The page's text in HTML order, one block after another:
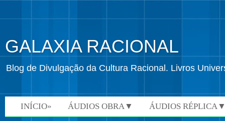
GALAXIA RACIONAL
Blog de Divulgação da Cultura Racional. Livros
INÍCIO» ÁUDIOS OBRA▼ ÁUDIOS